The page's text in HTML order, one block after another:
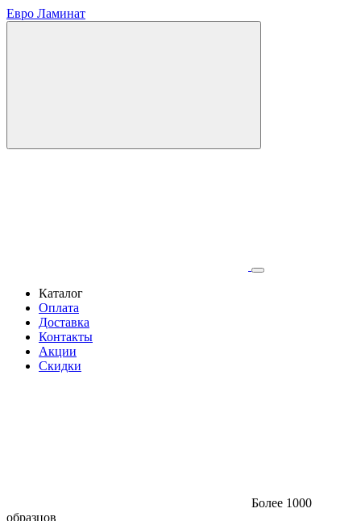
Евро Ламинат
Каталог
Оплата
Доставка
Контакты
Акции
Скидки
Более 1000
образцов